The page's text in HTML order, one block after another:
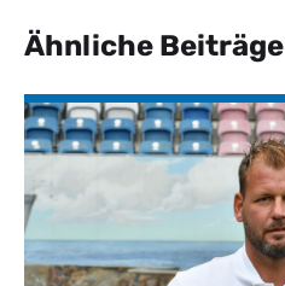
Ähnliche Beiträge